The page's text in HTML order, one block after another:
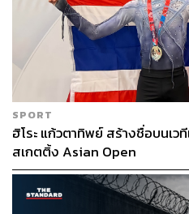
SPORT
ฮิโระ แก้วตาทิพย์ สร้างชื่อบนเว
สเกตติ้ง Asian Open